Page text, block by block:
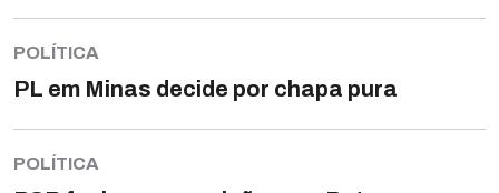
POLÍTICA
PL em Minas decide por chapa pura
POLÍTICA